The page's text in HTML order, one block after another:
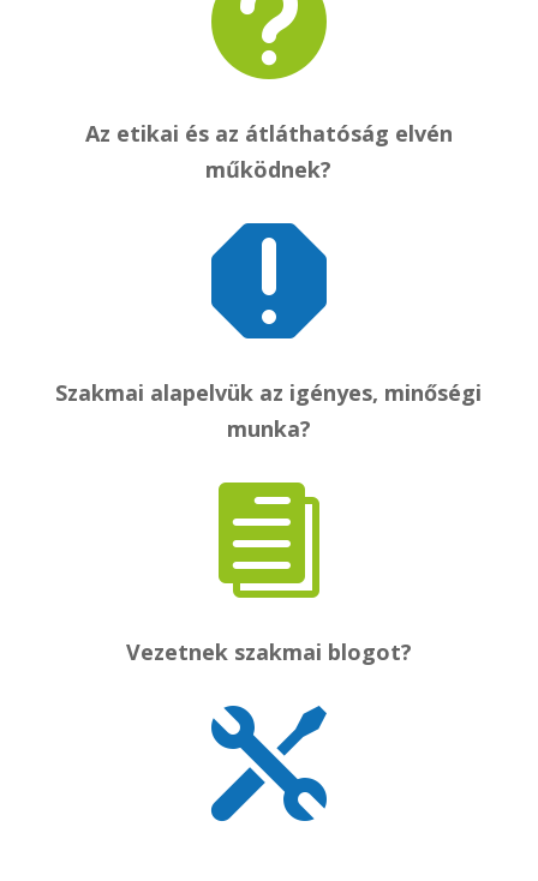
Az etikai és az átláthatóság elvén
működnek?

Szakmai alapelvük az igényes, minőségi
munka?

Vezetnek szakmai blogot?
